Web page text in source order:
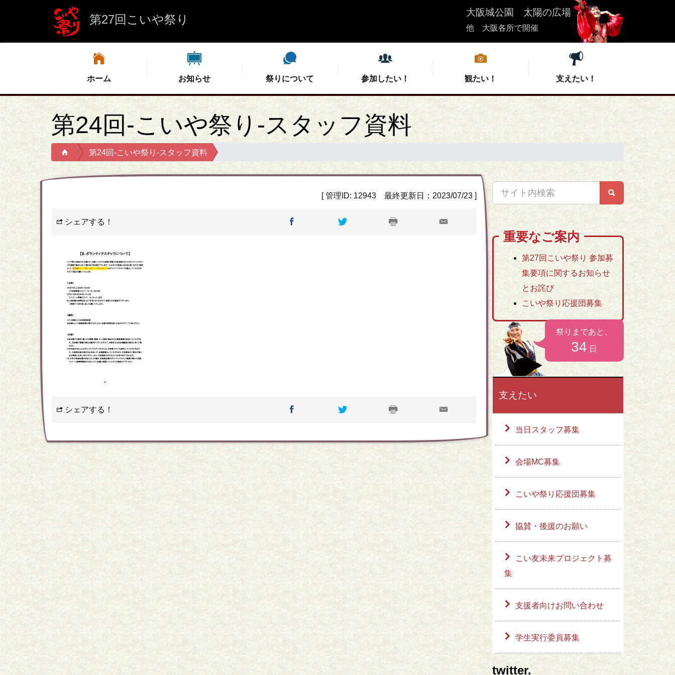
第27回こいや祭り
大阪城公園 太陽の広場
他 大阪各所で開催
ホーム お知らせ 祭りについて
祭りについて
過去の開催情報
お問い合わせ
参加したい！
参加したい！
お問い合わせ
観たい！
観たい！
特選こいや丼
フォトコン
屋台情報（深北緑地 芝生広場
中夜祭
お問い合わせ
支えたい！
支えたい！
こい友未来プロジェクト募集 支援者向けお問い合わせ
学生実行委員募集
第24回-こいや祭り-スタッフ資料
第24回-こいや祭り-スタッフ資料
[ 管理ID: 12943 最終更新日：2023/07/23 ]
シェアする！
シェアする！
重要なご案内
第27回こいや祭り 参加募
集要項に関するお知らせ
とお詫び
こいや祭り応援団募集
祭りまであと、
34 日
支えたい
当日スタッフ募集
会場MC募集
こいや祭り応援団募集
協賛・後援のお願い
こい友未来プロジェクト募
集
支援者向けお問い合わせ
学生実行委員募集
twitter.